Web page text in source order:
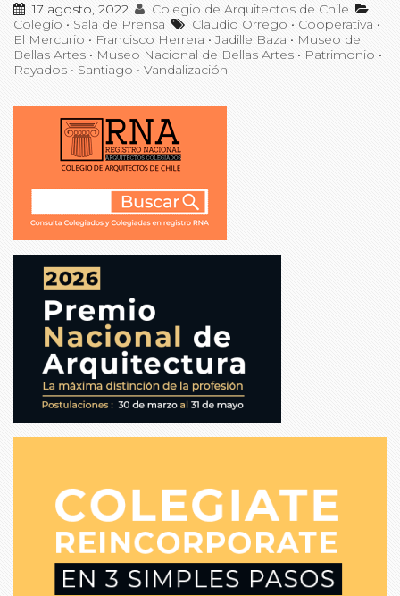
17 agosto, 2022
Colegio de Arquitectos de Chile
Colegio • Sala de Prensa Claudio Orrego • Cooperativa •
El Mercurio • Francisco Herrera •Jadille Baza • Museo de
Bellas Artes • Museo Nacional de Bellas Artes • Patrimonio •
Rayados • Santiago • Vandalización